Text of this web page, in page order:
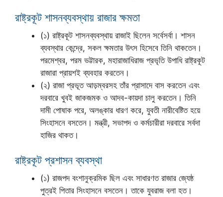
রাষ্ট্রকূট শাসনব্যবস্থায় রাজার ক্ষমতা
(১) রাষ্ট্রকূট শাসনব্যবস্থায় রাজাই ছিলেন সর্বেসর্বা। শাসন
ব্যবস্থার কেন্দ্রে, সকল ক্ষমতার উৎস হিসেবে তিনি থাকতেন।
পরমেশ্বর, পরম ভট্টারক, মহারাজাধিরাজ প্রভৃতি উপাধি রাষ্ট্রকূট
রাজারা প্রায়শই ব্যবহার করতেন।
(২) রাজা প্রভূত আড়ম্বরসহ তাঁর প্রাসাদে বাস করতেন এবং
দরবারে খুবই জাকজমক ও আদব-কায়দা চালু করতেন। তিনি
দামী পোষাক পরে, অলঙ্কার ধারণ করে, যুবতী নারীবেষ্টিত হয়ে
সিংহাসনে বসতেন। মন্ত্রী, সভাপদ ও কর্মচারীরা দরবারে সর্বদা
হাজির থাকত।
রাষ্ট্রকূট প্রশাসন ব্যবস্থা
(১) রাজপদ বংশানুক্রমিক ছিল এবং সাধারণত রাজার জ্যেষ্ঠ
পুত্রই পিতার সিংহাসনে বসতেন। তাকে যুবরাজ বলা হত।